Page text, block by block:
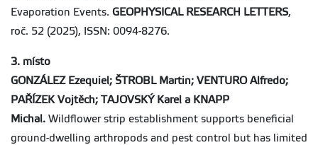
Evaporation Events. GEOPHYSICAL RESEARCH LETTERS,
roč. 52 (2025), ISSN: 0094-8276.
3. místo
GONZÁLEZ Ezequiel; ŠTROBL Martin; VENTURO Alfredo;
PAŘÍZEK Vojtěch; TAJOVSKÝ Karel a KNAPP
Michal. Wildflower strip establishment supports beneficial
ground-dwelling arthropods and pest control but has limited